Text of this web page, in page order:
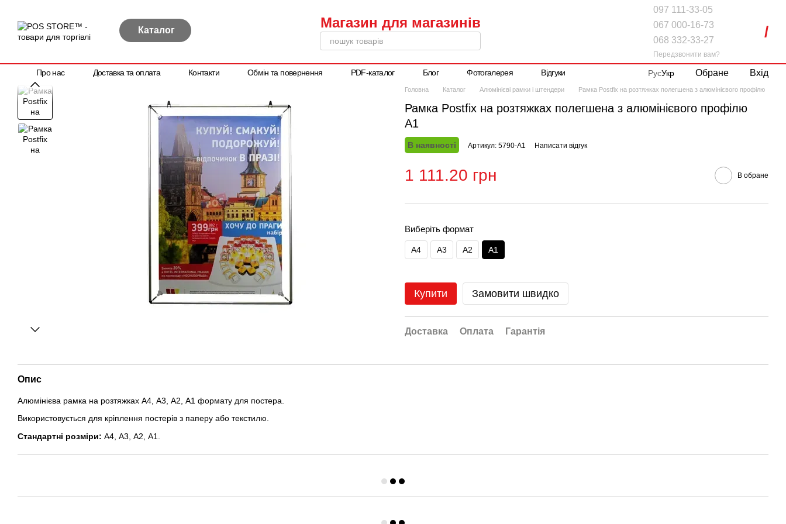
Каталог
097 111-33-05
067 000-16-73
068 332-33-27
Передзвонити вам?
Про нас Доставка та оплата Контакти Обмін та повернення PDF-каталог Блог Фотогалерея
Відгуки
Політика конфіденційності
РусУкр Обране Вхід
Головна Каталог Алюмінієві рамки і штендери Рамка Postfix на розтяжках полегшена з алюмінієвого профілю
Рамка Postfix на розтяжках полегшена з алюмінієвого профілю
А1
В наявності Артикул: 5790-А1 Написати відгук
1 111.20 грн В обране
Виберіть формат
A4 A3 A2 А1
Купити Замовити швидко
Доставка Оплата Гарантія
Опис
Алюмінієва рамка на розтяжках А4, А3, А2, А1 формату для постера.
Використовується для кріплення постерів з паперу або текстилю.
Стандартні розміри: А4, А3, А2, А1.